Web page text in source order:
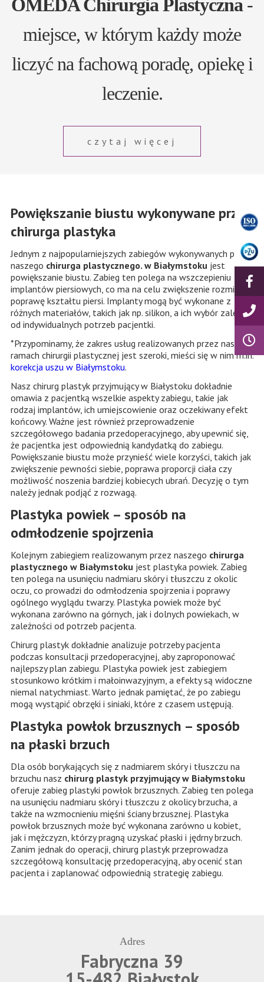
OMEDA Chirurgia Plastyczna -
miejsce, w którym każdy może
liczyć na fachową poradę, opiekę i
leczenie.
czytaj więcej
Powiększanie biustu wykonywane przez
chirurga plastyka
Jednym z najpopularniejszych zabiegów wykonywanych przez
naszego chirurga plastycznego. w Białymstokujest
powiększanie biustu. Zabieg ten polega na wszczepieniu
implantów piersiowych, co ma na celu zwiększenie rozmiaru i
poprawę kształtu piersi. Implanty mogą być wykonane z
różnych materiałów, takich jak np. silikon, a ich wybór zależy
od indywidualnych potrzeb pacjentki.
*Przypominamy, że zakres usług realizowanych przez nas w
ramach chirurgii plastycznej jest szeroki, mieści się w nim m.in.
korekcja uszu w Białymstoku.
Nasz chirurg plastyk przyjmujący w Białystoku dokładnie
omawia z pacjentką wszelkie aspekty zabiegu, takie jak
rodzaj implantów, ich umiejscowienie oraz oczekiwany efekt
końcowy. Ważne jest również przeprowadzenie
szczegółowego badania przedoperacyjnego, aby upewnić się,
że pacjentka jest odpowiednią kandydatką do zabiegu.
Powiększanie biustu może przynieść wiele korzyści, takich jak
zwiększenie pewności siebie, poprawa proporcji ciała czy
możliwość noszenia bardziej kobiecych ubrań. Decyzję o tym
należy jednak podjąć z rozwagą.
Plastyka powiek – sposób na
odmłodzenie spojrzenia
Kolejnym zabiegiem realizowanym przez naszego chirurga
plastycznego w Białymstokujest plastyka powiek. Zabieg
ten polega na usunięciu nadmiaru skóry i tłuszczu z okolic
oczu, co prowadzi do odmłodzenia spojrzenia i poprawy
ogólnego wyglądu twarzy. Plastyka powiek może być
wykonana zarówno na górnych, jak i dolnych powiekach, w
zależności od potrzeb pacjenta.
Chirurg plastyk dokładnie analizuje potrzeby pacjenta
podczas konsultacji przedoperacyjnej, aby zaproponować
najlepszy plan zabiegu. Plastyka powiek jest zabiegiem
stosunkowo krótkim i małoinwazyjnym, a efekty są widoczne
niemal natychmiast. Warto jednak pamiętać, że po zabiegu
mogą wystąpić obrzęki i siniaki, które z czasem ustępują.
Plastyka powłok brzusznych – sposób
na płaski brzuch
Dla osób borykających się z nadmiarem skóry i tłuszczu na
brzuchu nasz chirurg plastyk przyjmujący w Białymstoku
oferuje zabieg plastyki powłok brzusznych. Zabieg ten polega
na usunięciu nadmiaru skóry i tłuszczu z okolicy brzucha, a
także na wzmocnieniu mięśni ściany brzusznej. Plastyka
powłok brzusznych może być wykonana zarówno u kobiet,
jak i mężczyzn, którzy pragną uzyskać płaski i jędrny brzuch.
Zanim jednak do operacji, chirurg plastyk przeprowadza
szczegółową konsultację przedoperacyjną, aby ocenić stan
pacjenta i zaplanować odpowiednią strategię zabiegu.
Adres
Fabryczna 39